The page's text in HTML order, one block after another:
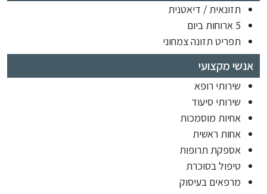
תזונאית / דיאטנית
5 ארוחות ביום
תפריט תזונה צמחוני
אנשי מקצועי
שירותי רופא
שירותי סיעוד
אחיות מוסמכות
אחות ראשית
אספקת תרופות
טיפול בסוכרת
מרפאים בעיסוק